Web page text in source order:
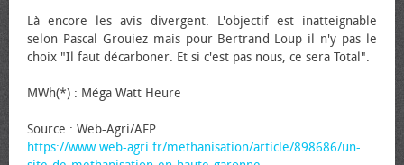
Là encore les avis divergent. L'objectif est inatteignable
selon Pascal Grouiez mais pour Bertrand Loup il n'y pas le
choix "Il faut décarboner. Et si c'est pas nous, ce sera Total".
MWh(*) : Méga Watt Heure
Source : Web-Agri/AFP
https://www.web-agri.fr/methanisation/article/898686/un-